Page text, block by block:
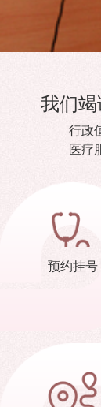
我们
行政
医疗
预约挂号